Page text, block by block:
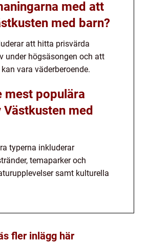
med att
med barn?
att hitta prisvärda
under högsäsongen och att
vara väderberoende.
mest populära
Västkusten med
typerna inkluderar
temaparker och
samt kulturella
fler inlägg här